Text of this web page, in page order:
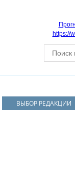
https://
ВЫБОР РЕДАКЦИИ